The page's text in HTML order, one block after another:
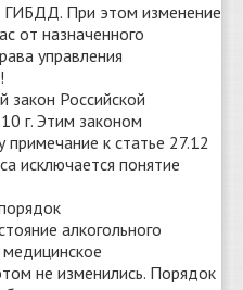
При этом изменение
от назначенного
управления
закон Российской
г. Этим законом
примечание к статье 27.12
исключается понятие
алкогольного
медицинское
не изменились. Порядок